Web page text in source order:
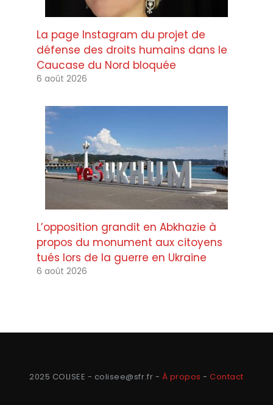
La page Instagram du projet de
défense des droits humains dans le
Caucase du Nord bloquée
6 août 2026
L’opposition grandit en Abkhazie à
propos du monument aux citoyens
tués lors de la guerre en Ukraine
6 août 2026
2025 COLISEE - colisee@sfr.fr - À propos -Contact